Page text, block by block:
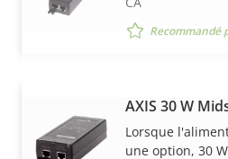
VOIR PLUS
Recommandé
AXIS 30 W
Lorsque
une option, 30 W